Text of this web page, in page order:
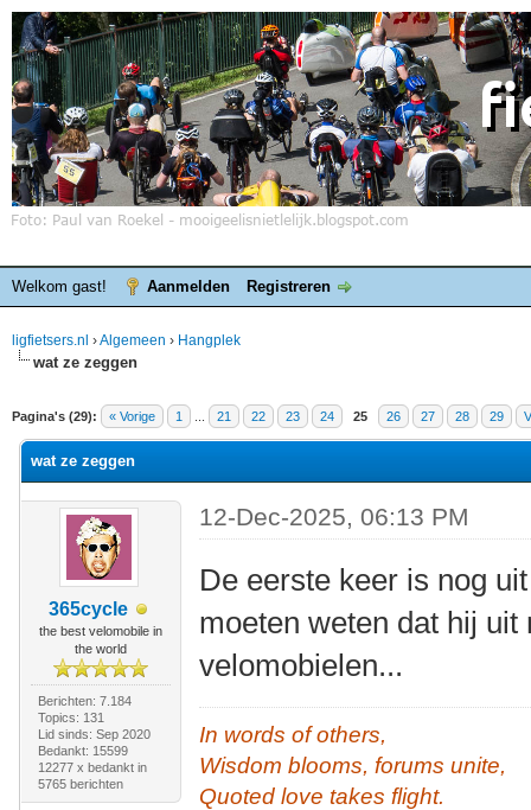
Welkom gast! Aanmelden Registreren
ligfietsers.nl ›Algemeen › Hangplek
wat ze zeggen
Pagina's (29): « Vorige 1 21 22 23 24 25 26 27 28 29
waardering is 0
wat ze zeggen
365cycle
the best velomobile in
the world
Berichten: 7.184
Topics: 131
Lid sinds: Sep 2020
Bedankt: 15599
12277 x bedankt in
5765 berichten
12-Dec-2025, 06:13 PM
De eerste keer is nog
moeten weten dat hij
velomobielen...
In words of others,
Wisdom blooms, forums unite,
Quoted love takes flight.